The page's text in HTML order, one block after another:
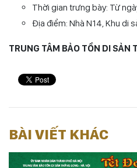
Thời gian trưng bày: Từ
Địa điểm: Nhà N14, Khu di
TRUNG TÂM BẢO TỒN DI SẢN
BÀI VIẾT KHÁC